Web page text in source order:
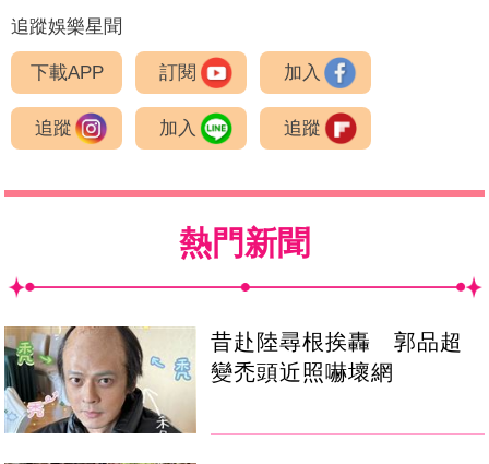
追蹤娛樂星聞
下載APP 訂閱 加入
追蹤 加入 追蹤
熱門新聞
昔赴陸尋根挨轟 郭品超
變禿頭近照嚇壞網